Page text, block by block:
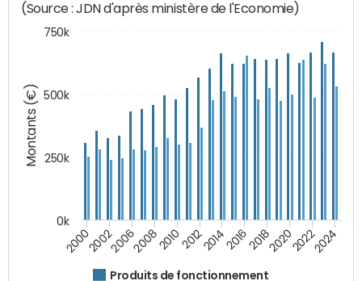
Montants (€)
(Source : JDN d'après ministère de l'Economie)
Produits de fonctionnement
200020022006200820102012201420162018202020222024
0k
250k
500k
750k